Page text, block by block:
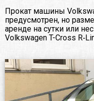
Прокат машины
предусмотрен, но
аренде на сутки или
Volkswagen T-Cross